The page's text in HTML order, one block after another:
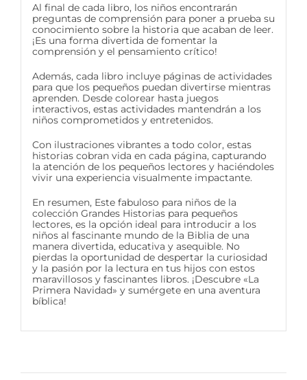
Al final de cada libro, los niños encontrarán
preguntas de comprensión para poner a prueba su
conocimiento sobre la historia que acaban de leer.
¡Es una forma divertida de fomentar la
comprensión y el pensamiento crítico!
Además, cada libro incluye páginas de actividades
para que los pequeños puedan divertirse mientras
aprenden. Desde colorear hasta juegos
interactivos, estas actividades mantendrán a los
niños comprometidos y entretenidos.
Con ilustraciones vibrantes a todo color, estas
historias cobran vida en cada página, capturando
la atención de los pequeños lectores y haciéndoles
vivir una experiencia visualmente impactante.
En resumen, Este fabuloso para niños de la
colección Grandes Historias para pequeños
lectores, es la opción ideal para introducir a los
niños al fascinante mundo de la Biblia de una
manera divertida, educativa y asequible. No
pierdas la oportunidad de despertar la curiosidad
y la pasión por la lectura en tus hijos con estos
maravillosos y fascinantes libros. ¡Descubre «La
Primera Navidad» y sumérgete en una aventura
bíblica!